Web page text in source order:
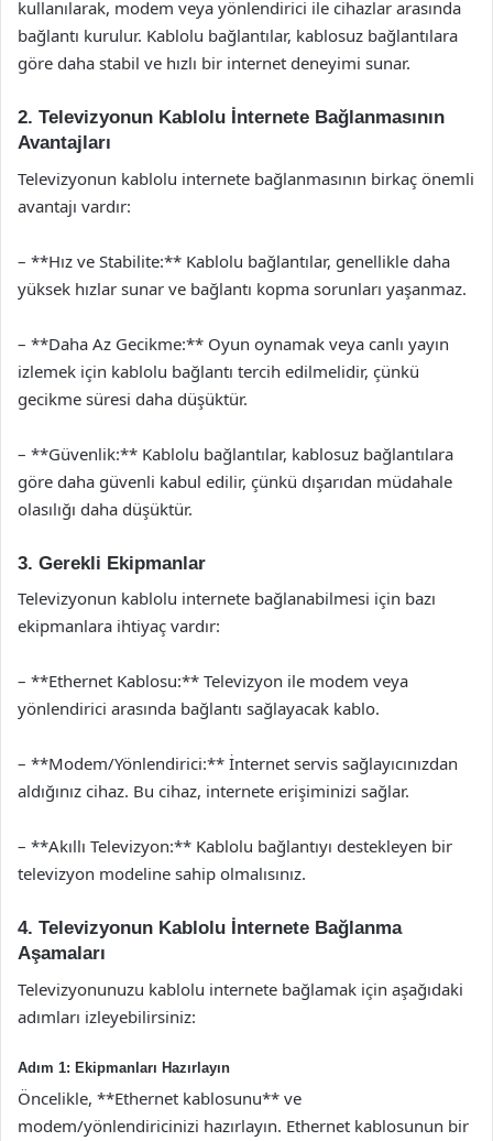
kullanılarak, modem veya yönlendirici ile cihazlar arasında
bağlantı kurulur. Kablolu bağlantılar, kablosuz bağlantılara
göre daha stabil ve hızlı bir internet deneyimi sunar.
2. Televizyonun Kablolu İnternete Bağlanmasının
Avantajları
Televizyonun kablolu internete bağlanmasının birkaç önemli
avantajı vardır:
– **Hız ve Stabilite:** Kablolu bağlantılar, genellikle daha
yüksek hızlar sunar ve bağlantı kopma sorunları yaşanmaz.
– **Daha Az Gecikme:** Oyun oynamak veya canlı yayın
izlemek için kablolu bağlantı tercih edilmelidir, çünkü
gecikme süresi daha düşüktür.
– **Güvenlik:** Kablolu bağlantılar, kablosuz bağlantılara
göre daha güvenli kabul edilir, çünkü dışarıdan müdahale
olasılığı daha düşüktür.
3. Gerekli Ekipmanlar
Televizyonun kablolu internete bağlanabilmesi için bazı
ekipmanlara ihtiyaç vardır:
– **Ethernet Kablosu:** Televizyon ile modem veya
yönlendirici arasında bağlantı sağlayacak kablo.
– **Modem/Yönlendirici:** İnternet servis sağlayıcınızdan
aldığınız cihaz. Bu cihaz, internete erişiminizi sağlar.
– **Akıllı Televizyon:** Kablolu bağlantıyı destekleyen bir
televizyon modeline sahip olmalısınız.
4. Televizyonun Kablolu İnternete Bağlanma
Aşamaları
Televizyonunuzu kablolu internete bağlamak için aşağıdaki
adımları izleyebilirsiniz:
Adım 1: Ekipmanları Hazırlayın
Öncelikle, **Ethernet kablosunu** ve
modem/yönlendiricinizi hazırlayın. Ethernet kablosunun bir